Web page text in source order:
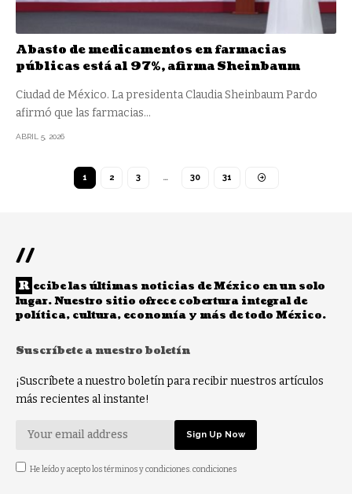
Abasto de medicamentos en farmacias
públicas está al 97%, afirma Sheinbaum
Ciudad de México. La presidenta Claudia Sheinbaum Pardo
afirmó que las farmacias…
ABRIL 5, 2026
1 2 3 … 30 31
//
R ecibe las últimas noticias de México en un solo
lugar. Nuestro sitio ofrece cobertura integral de
política, cultura, economía y más de todo México.
Suscríbete a nuestro boletín
¡Suscríbete a nuestro boletín para recibir nuestros artículos
más recientes al instante!
He leído y acepto los términos y condiciones. condiciones